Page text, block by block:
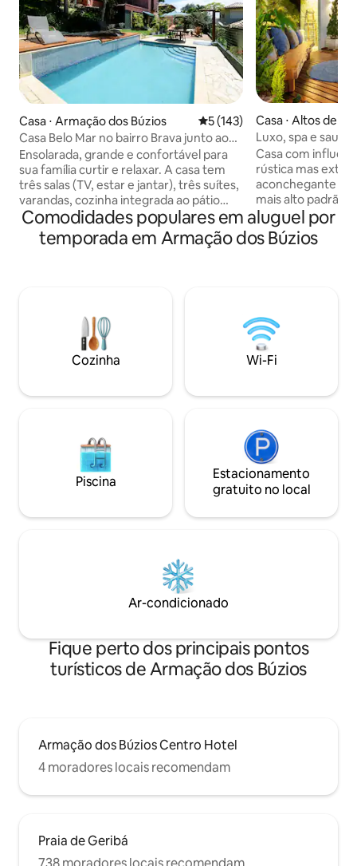
Casa ⋅ Armação dos Búzios 5 de uma avaliação média de
5 (143)
Casa Belo Mar no bairro Brava junto ao
centro
Ensolarada, grande e confortável para
sua família curtir e relaxar. A casa tem
três salas (TV, estar e jantar), três suítes,
varandas, cozinha integrada ao pátio
externo, com mesa de refeições,
escritório, decks frontal e lateral,
churrasqueira, forno Igloo (mineiro),
Forno, Foca, Ferradura, Brava e Canto.
Casa ⋅ Altos de
Luxo, spa e
Geribá!
Casa com
rústica mas
aconchegante e
mais alto padrão,
banho. Área
churrasqueiras a
Equipamentos
Le Creuset.
para os amantes
Comodidades populares em aluguel por
temporada em Armação dos Búzios
Cozinha Wi-Fi
Piscina
Estacionamento
gratuito no local
Ar-condicionado
Fique perto dos principais pontos
turísticos de Armação dos Búzios
Armação dos Búzios Centro Hotel
4 moradores locais recomendam
Praia de Geribá